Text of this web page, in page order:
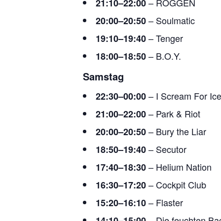
21:10–22:00
20:00–20:50– Soulmatic
19:10–19:40– Tenger
18:00–18:50– B.O.Y.
Samstag
22:30–00:00– I Scream For
21:00–22:00– Park & Riot
20:00–20:50– Bury the Liar
18:50–19:40– Secutor
17:40–18:30– Helium Nation
16:30–17:20– Cockpit Club
15:20–16:10– Flaster